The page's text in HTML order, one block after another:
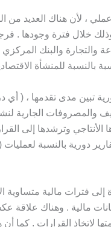
، لأن هناك العديد
وذلك خلال فترة وجودها
والتجارة والبنك
بالنسبة للمنشأة
تبين مدى تقدمها ، (
والمصروفات الجارية
وترشدها إلى
دورية بالنسبة لعمليات
فترات مالية متساوية
مالية . وهناك علاقة
لاتخاذ القرارات .